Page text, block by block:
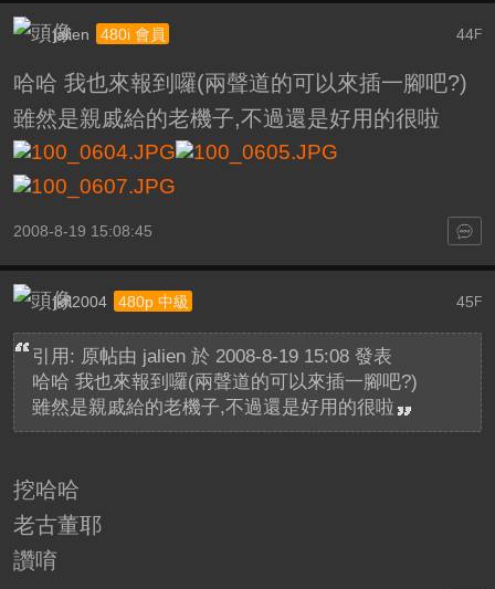
44F
jalien 480i 會員
哈哈 我也來報到囉(兩聲道的可以來插一腳吧?)
雖然是親戚給的老機子,不過還是好用的很啦
2008-8-19 15:08:45
45F
jkfl2004 480p 中級
引用: 原帖由 jalien於 2008-8-19 15:08 發表
哈哈 我也來報到囉(兩聲道的可以來插一腳吧?)
雖然是親戚給的老機子,不過還是好用的很啦
挖哈哈
老古董耶
讚唷